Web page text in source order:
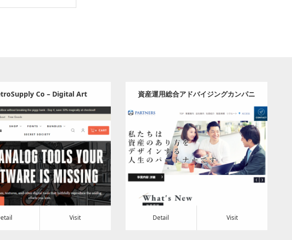
Co – Digital Art
& Textures for Illustrators
Update:2024.05.16
Category:その他
Visit
資産運用総合アドバイジングカンパニ
ー/株式会社パートナーズ
Update:2024.05.08
Category:その他
Visit
Detail Visit